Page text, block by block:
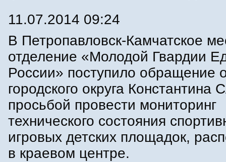
11.07.2014 09:24
В Петропавловск-Камчатское
отделение «Молодой Гвардии
России» поступило обращение
городского округа Константина
просьбой провести мониторинг
технического состояния
игровых детских площадок,
в краевом центре.